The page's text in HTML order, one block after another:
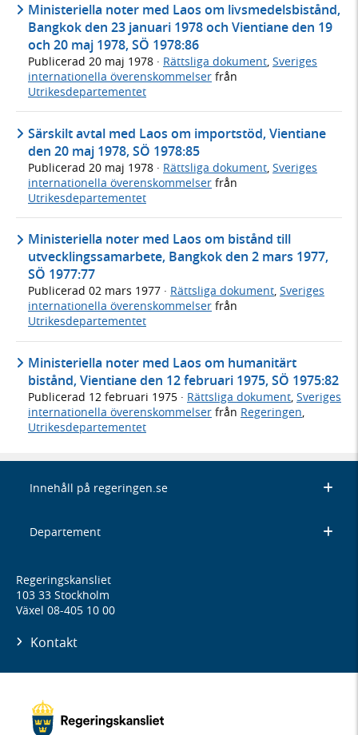
Ministeriella noter med Laos om livsmedelsbistånd,
Bangkok den 23 januari 1978 och Vientiane den 19
och 20 maj 1978, SÖ 1978:86
Publicerad 20 maj 1978 · Rättsliga dokument, Sveriges
internationella överenskommelser från
Utrikesdepartementet
Särskilt avtal med Laos om importstöd, Vientiane
den 20 maj 1978, SÖ 1978:85
Publicerad 20 maj 1978 · Rättsliga dokument Sveriges
internationella överenskommelser från
Utrikesdepartementet
Ministeriella noter med Laos om bistånd till
utvecklingssamarbete, Bangkok den 2 mars 1977,
SÖ 1977:77
Publicerad 02 mars 1977 · Rättsliga dokument, Sveriges
internationella överenskommelser från
Utrikesdepartementet
Ministeriella noter med Laos om humanitärt
bistånd, Vientiane den 12 februari 1975, SÖ 1975:82
Publicerad 12 februari 1975 · Rättsliga dokument, Sveriges
internationella överenskommelser från Regeringen,
Utrikesdepartementet
Innehåll på regeringen.se
Departement
Regeringskansliet
103 33 Stockholm
Växel 08-405 10 00
Kontakt